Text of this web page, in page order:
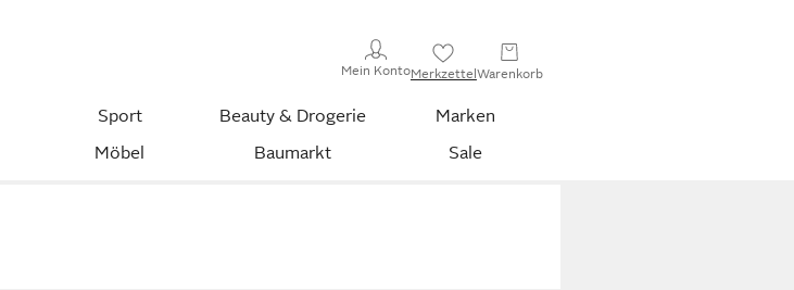
Mein KontoMerkzettelWarenkorb
Sport Beauty & Drogerie
Marken
Möbel Baumarkt Sale